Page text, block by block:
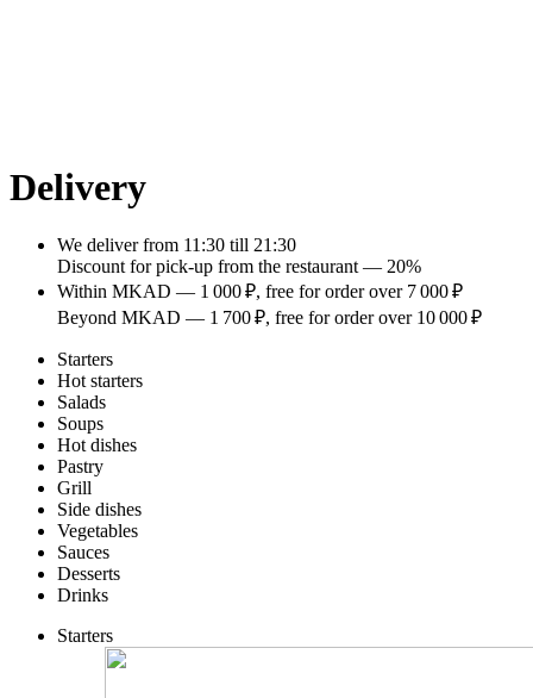
Delivery
We deliverfrom 11:30 till 21:30
Discount for pick-up from the restaurant — 20%
Within MKAD — 1 000 ₽, free for order over 7 000 ₽
Beyond MKAD — 1 700 ₽, free for order over 10 000 ₽
Starters
Hot starters
Salads
Soups
Hot dishes
Pastry
Grill
Side dishes
Vegetables
Sauces
Desserts
Drinks
Starters